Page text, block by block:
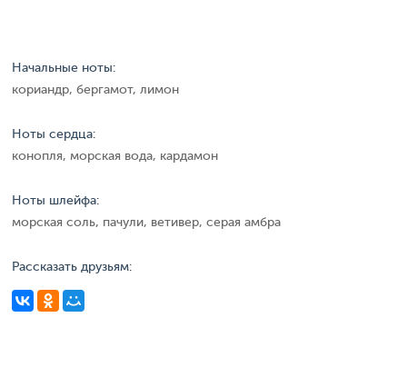
Начальные ноты:
кориандр, бергамот, лимон
Ноты сердца:
конопля, морская вода, кардамон
Ноты шлейфа:
морская соль, пачули, ветивер, серая амбра
Рассказать друзьям: